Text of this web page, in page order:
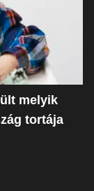
melyik
tortája